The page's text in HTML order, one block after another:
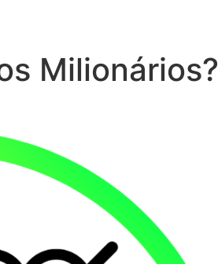
Milionários?